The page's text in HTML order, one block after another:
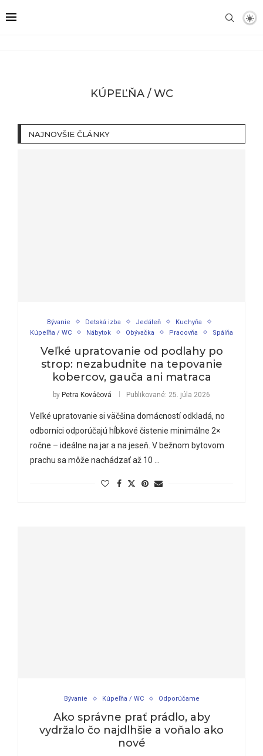
KÚPEĽŇA / WC
NAJNOVŠIE ČLÁNKY
Bývanie Detská izba Jedáleň
Kuchyňa
Kúpeľňa / WC
Nábytok Obývačka Pracovňa Spálňa
Veľké upratovanie od podlahy po
strop: nezabudnite na tepovanie
kobercov, gauča ani matraca
by Petra Kováčová Publikované: 25. júla 2026
Veľké upratovanie si väčšina domácností odkladá, no
odborníci odporúčajú hĺbkové čistenie minimálne 2×
ročne – ideálne na jar a na jeseň. V bežnom bytovom
prachu sa môže nachádzať až 10 …
Bývanie Kúpeľňa / WC Odporúčame
Ako správne prať prádlo, aby
vydržalo čo najdlhšie a voňalo ako
nové